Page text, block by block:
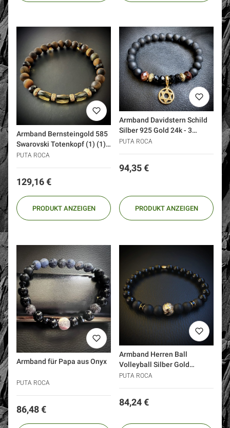
Armband Bernsteingold 585
Swarovski Totenkopf (1) (1)
(1) (1) (1) (1)
PUTA ROCA
Preis
129,16 €
PRODUKT ANZEIGEN
Armband Davidstern Schild
Silber 925 Gold 24k - 3
Siegel Salomos (1)
PUTA ROCA
Preis
94,35 €
PRODUKT ANZEIGEN
Armband für Papa aus Onyx
PUTA ROCA
Preis
86,48 €
Armband Herren Ball
Volleyball Silber Gold
Golden Volley
PUTA ROCA
Preis
84,24 €